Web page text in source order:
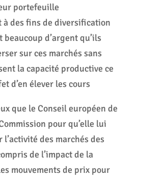
portefeuille
à des fins de diversification
beaucoup d’argent qu’ils
sur ces marchés sans
la capacité productive ce
d’en élever les cours
que le Conseil européen de
pour qu’elle lui
des marchés des
de l’impact de la
mouvements de prix pour